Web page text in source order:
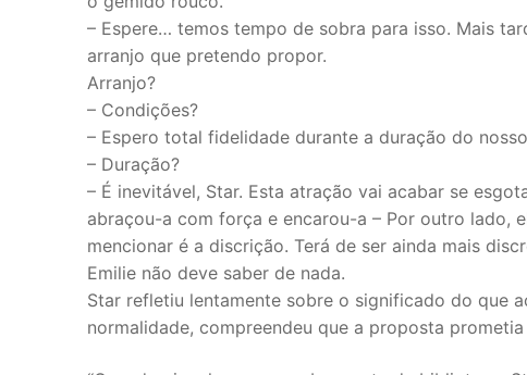
– Espere… temos tempo de sobra para isso. Mais
arranjo que pretendo propor.
Arranjo?
– Condições?
– Espero total fidelidade durante a duração do
– Duração?
– É inevitável, Star. Esta atração vai acabar se
abraçou-a com força e encarou-a – Por outro lado,
mencionar é a discrição. Terá de ser ainda mais
Emilie não deve saber de nada.
Star refletiu lentamente sobre o significado do que
normalidade, compreendeu que a proposta